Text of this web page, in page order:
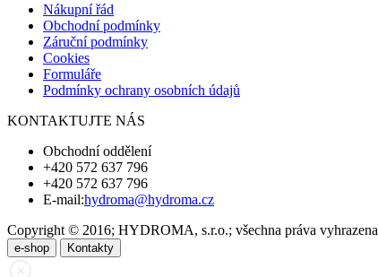
Nákupní řád
Obchodní podmínky
Záruční podmínky
Cookies
Formuláře
Podmínky ochrany osobních údajů
KONTAKTUJTE NÁS
Obchodní oddělení
+420 572 637 796
+420 572 637 796
E-mail:hydroma@hydroma.cz
Copyright © 2016; HYDROMA, s.r.o.; všechna práva vyhrazena
e-shop Kontakty